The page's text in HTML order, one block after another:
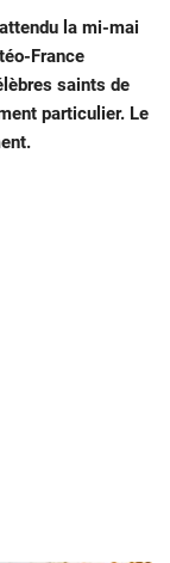
la mi-mai
France
saints de
particulier. Le